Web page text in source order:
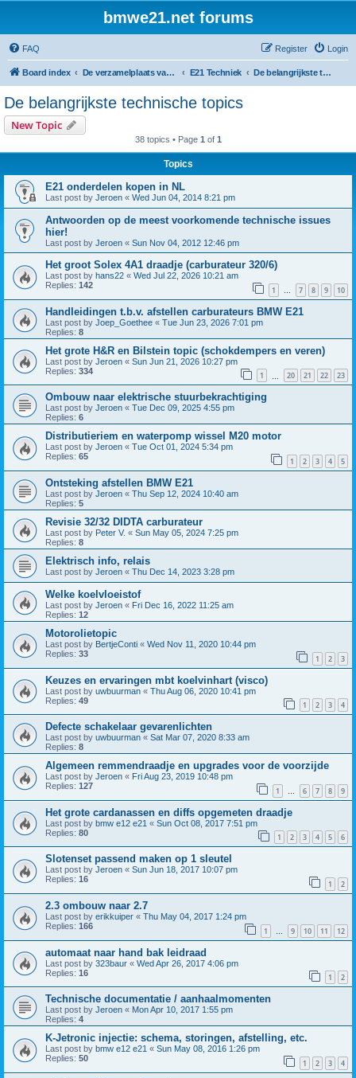
bmwe21.net forums
FAQ Login
Register
Board index De verzamelplaats van E21 fanaten der lage landen - Dutch forum E21 Techniek De belangrijkste technische topics
De belangrijkste technische topics
New Topic
38 topics • Page 1 of 1
Topics
E21 onderdelen kopen in NL
Last post by Jeroen « Wed Jun 04, 2014 8:21 pm
Antwoorden op de meest voorkomende technische issues
hier!
Last post by Jeroen « Sun Nov 04, 2012 12:46 pm
Het groot Solex 4A1 draadje (carburateur 320/6)
Last post by hans22 « Wed Jul 22, 2026 10:21 am
Replies: 142 1 … 7 8 9 10
Handleidingen t.b.v. afstellen carburateurs BMW E21
Last post by Joep_Goethee « Tue Jun 23, 2026 7:01 pm
Replies: 8
Het grote H&R en Bilstein topic (schokdempers en veren)
Last post by Jeroen « Sun Jun 21, 2026 10:27 pm
Replies: 334 1 20 21 22 23
Ombouw naar elektrische stuurbekrachtiging
Last post by Jeroen « Tue Dec 09, 2025 4:55 pm
Replies: 6
Distributieriem en waterpomp wissel M20 motor
Last post by Jeroen « Tue Oct 01, 2024 5:34 pm
Replies: 65 1 2 3 4 5
Ontsteking afstellen BMW E21
Last post by Jeroen « Thu Sep 12, 2024 10:40 am
Replies: 5
Revisie 32/32 DIDTA carburateur
Last post by Peter V. « Sun May 05, 2024 7:25 pm
Replies: 8
Elektrisch info, relais
Last post by Jeroen « Thu Dec 14, 2023 3:28 pm
Welke koelvloeistof
Last post by Jeroen « Fri Dec 16, 2022 11:25 am
Replies: 12
Motorolietopic
Last post by BertjeConti « Wed Nov 11, 2020 10:44 pm
Replies: 33 1 2 3
Keuzes en ervaringen mbt koelvinhart (visco)
Last post by uwbuurman « Thu Aug 06, 2020 10:41 pm
Replies: 49 1 2 3 4
Defecte schakelaar gevarenlichten
Last post by uwbuurman « Sat Mar 07, 2020 8:33 am
Replies: 8
Algemeen remmendraadje en upgrades voor de voorzijde
Last post by Jeroen « Fri Aug 23, 2019 10:48 pm
Replies: 127 1 … 6 7 8 9
Het grote cardanassen en diffs opgemeten draadje
Last post by bmw e12 e21 « Sun Oct 08, 2017 7:51 pm
Replies: 80 1 2 3 4 5 6
Slotenset passend maken op 1 sleutel
Last post by Jeroen « Sun Jun 18, 2017 10:07 pm
Replies: 16 1 2
2.3 ombouw naar 2.7
Last post by erikkuiper « Thu May 04, 2017 1:24 pm
Replies: 166 1 … 9 10 11 12
automaat naar hand bak leidraad
Last post by 323baur « Wed Apr 26, 2017 4:06 pm
Replies: 16 1 2
Technische documentatie / aanhaalmomenten
Last post by Jeroen « Mon Apr 10, 2017 1:55 pm
Replies: 4
K-Jetronic injectie: schema, storingen, afstelling, etc.
Last post by bmw e12 e21 « Sun May 08, 2016 1:26 pm
Replies: 50 1 2 3 4